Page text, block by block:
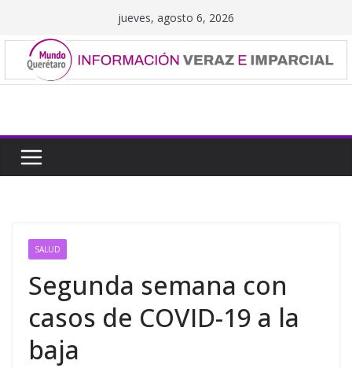
contenido
jueves, agosto 6, 2026
SALUD
Segunda semana con
casos de COVID-19 a la
baja